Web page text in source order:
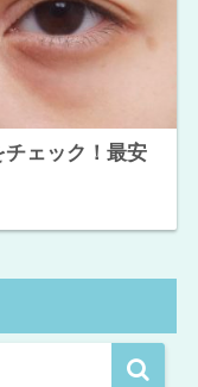
チェック！最安